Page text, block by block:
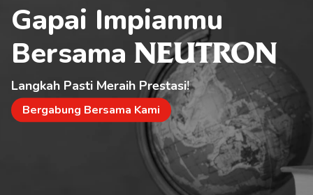
Gapai Impianmu
Bersama NEUTRON
Langkah Pasti Meraih Prestasi!
Bergabung Bersama Kami